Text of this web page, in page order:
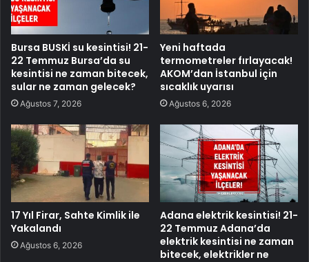
Bursa BUSKİ su kesintisi! 21-
22 Temmuz Bursa’da su
kesintisi ne zaman bitecek,
sular ne zaman gelecek?
Ağustos 7, 2026
Yeni haftada
termometreler fırlayacak!
AKOM’dan İstanbul için
sıcaklık uyarısı
Ağustos 6, 2026
17 Yıl Firar, Sahte Kimlik ile
Yakalandı
Ağustos 6, 2026
Adana elektrik kesintisi! 21-
22 Temmuz Adana’da
elektrik kesintisi ne zaman
bitecek, elektrikler ne